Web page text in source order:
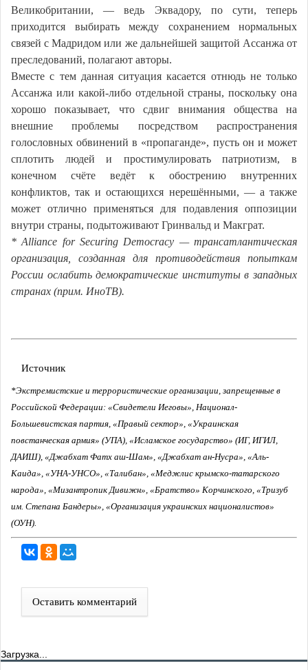
Великобритании, — ведь Эквадору, по сути, теперь
приходится выбирать между сохранением нормальных
связей с Мадридом или же дальнейшей защитой Ассанжа от
преследований, полагают авторы.
Вместе с тем данная ситуация касается отнюдь не только
Ассанжа или какой-либо отдельной страны, поскольку она
хорошо показывает, что сдвиг внимания общества на
внешние проблемы посредством распространения
голословных обвинений в «пропаганде», пусть он и может
сплотить людей и простимулировать патриотизм, в
конечном счёте ведёт к обострению внутренних
конфликтов, так и остающихся нерешёнными, — а также
может отлично применяться для подавления оппозиции
внутри страны, подытоживают Гринвальд и Макграт.
* Alliance for Securing Democracy — трансатлантическая
организация, созданная для противодействия попыткам
России ослабить демократические институты в западных
странах (прим. ИноТВ).
Источник
*Экстремистские и террористические организации, запрещенные в
Российской Федерации: «Свидетели Иеговы», Национал-
Большевистская партия, «Правый сектор», «Украинская
повстанческая армия» (УПА), «Исламское государство» (ИГ, ИГИЛ,
ДАИШ), «Джабхат Фатх аш-Шам», «Джабхат ан-Нусра», «Аль-
Каида», «УНА-УНСО», «Талибан», «Меджлис крымско-татарского
народа», «Мизантропик Дивижн», «Братство» Корчинского, «Тризуб
им. Степана Бандеры», «Организация украинских националистов»
(ОУН).
Оставить комментарий
Загрузка...